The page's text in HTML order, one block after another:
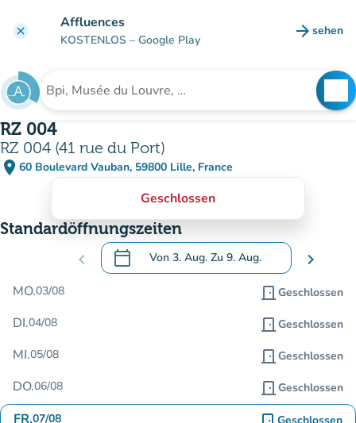
clear Affluences
KOSTENLOS – Google Play arrow_forward sehen
(new
Suche nach einer Einrichtung
RZ 004
RZ 004 (41 rue du Port)
place 60 Boulevard Vauban, 59800 Lille, France
(in Google Maps öffnen)
(new tab)
Geschlossen
Standardöffnungszeiten
chevron_left calendar_today Von 3. Aug. Zu 9. Aug.
.Öffnen Sie den Kalender, um Daten zu
chevron_right
MO.03/08 door_front Geschlossen
DI.04/08 door_front Geschlossen
MI.05/08 door_front Geschlossen
DO.06/08 door_front Geschlossen
FR.07/08